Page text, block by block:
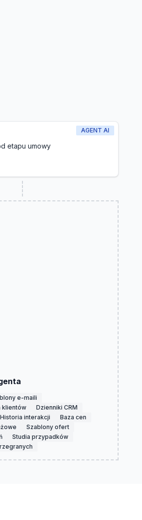
AGENT AI
etapu umowy
e-maili
klientów
Dzienniki CRM
Historia interakcji
Baza cen
Szablony ofert
Studia przypadków